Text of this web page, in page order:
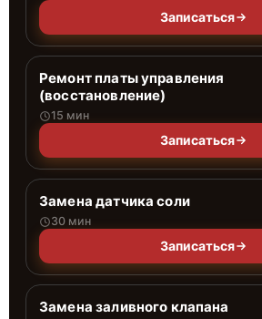
Записаться
Ремонт платы управления
(восстановление)
15 мин
Записаться
Замена датчика соли
30 мин
Записаться
Замена заливного клапана